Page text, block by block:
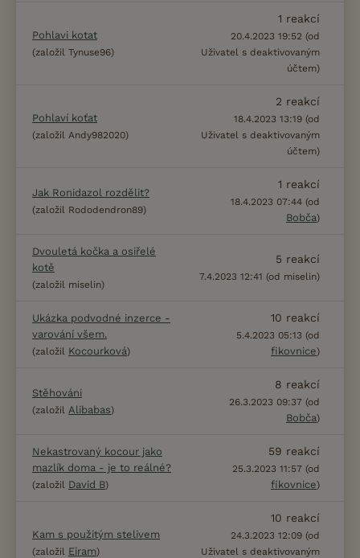
Pohlavi kotat
(založil Tynuse96)
1 reakcí
20.4.2023 19:52 (od
Uživatel s deaktivovaným
účtem)
Pohlaví koťat
(založil Andy982020)
2 reakcí
18.4.2023 13:19 (od
Uživatel s deaktivovaným
účtem)
Jak Ronidazol rozdělit?
(založil Rododendron89)
1 reakcí
18.4.2023 07:44 (od
Bobča)
Dvouletá kočka a osiřelé
kotě
(založil miselin)
5 reakcí
7.4.2023 12:41 (od miselin)
Ukázka podvodné inzerce -
varování všem.
(založil Kocourková)
10 reakcí
5.4.2023 05:13 (od
fikovnice)
Stěhováni
(založil Alibabas)
8 reakcí
26.3.2023 09:37 (od
Bobča)
Nekastrovaný kocour jako
mazlík doma - je to reálné?
(založil David B)
59 reakcí
25.3.2023 11:57 (od
fikovnice)
Kam s použitým stelivem
(založil Eiram)
10 reakcí
24.3.2023 12:09 (od
Uživatel s deaktivovaným